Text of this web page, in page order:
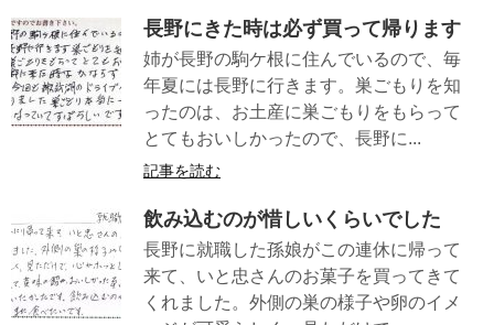
長野にきた時は必ず買って帰ります
姉が長野の駒ケ根に住んでいるので、毎
年夏には長野に行きます。巣ごもりを知
ったのは、お土産に巣ごもりをもらって
とてもおいしかったので、長野に...
記事を読む
飲み込むのが惜しいくらいでした
長野に就職した孫娘がこの連休に帰って
来て、いと忠さんのお菓子を買ってきて
くれました。外側の巣の様子や卵のイメ